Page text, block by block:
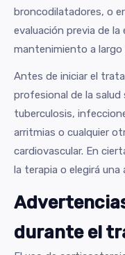
broncodilatadores, o
evaluación previa de
mantenimiento a largo
Antes de iniciar el
profesional de la
tuberculosis,
arritmias o cualquier
cardiovascular. En
la terapia o elegirá una
durante el